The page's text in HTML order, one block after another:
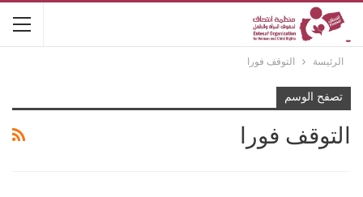
الرئيسة التوقف فورا
تصفح الوسم
التوقف فورا